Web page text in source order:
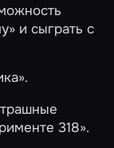
и сыграть с
.
318».